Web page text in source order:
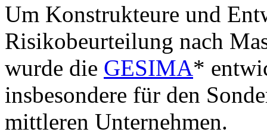
Um Konstrukteure und
Risikobeurteilung nach
wurde die GESIMA*
insbesondere für den
mittleren Unternehmen.